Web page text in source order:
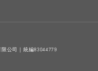
公司｜統編83044779